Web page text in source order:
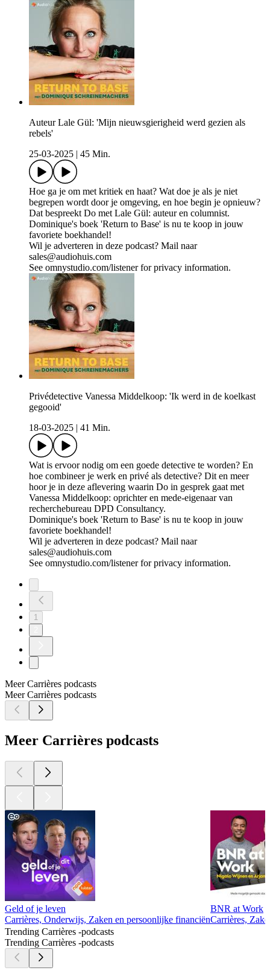
Auteur Lale Gül: 'Mijn nieuwsgierigheid werd gezien als
rebels'
25-03-2025
45 Min.
Hoe ga je om met kritiek en haat? Wat doe je als je niet
begrepen wordt door je omgeving, en hoe begin je opnieuw?
Dat bespreekt Do met Lale Gül: auteur en columnist.
Dominique's boek 'Return to Base' is nu te koop in jouw
favoriete boekhandel!
Wil je adverteren in deze podcast? Mail naar
sales@audiohuis.com
See omnystudio.com/listener for privacy information.
Privédetective Vanessa Middelkoop: 'Ik werd in de koelkast
gegooid'
18-03-2025
41 Min.
Wat is ervoor nodig om een goede detective te worden? En
hoe combineer je werk en privé als detective? Dit en meer
hoor je in deze aflevering waarin Do in gesprek gaat met
Vanessa Middelkoop: oprichter en mede-eigenaar van
recherchebureau DPD Consultancy.
Dominique's boek 'Return to Base' is nu te koop in jouw
favoriete boekhandel!
Wil je adverteren in deze podcast? Mail naar
sales@audiohuis.com
See omnystudio.com/listener for privacy information.
1
Meer Carrières podcasts
Meer Carrières podcasts
Meer Carrières podcasts
Geld of je leven
Carrières, Onderwijs, Zaken en persoonlijke financiën
BNR at Work
Carrières,
Trending Carrières -podcasts
Trending Carrières -podcasts